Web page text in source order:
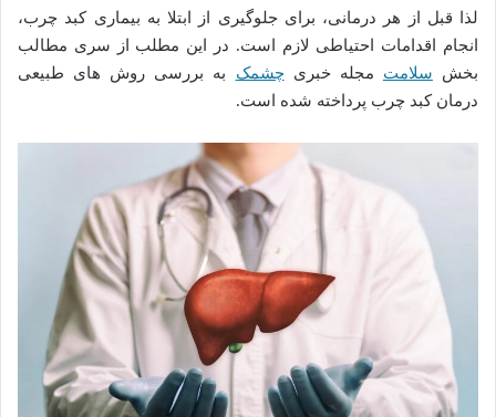
لذا قبل از هر درمانی، برای جلوگیری از ابتلا به بیماری کبد چرب،
انجام اقدامات احتیاطی لازم است. در این مطلب از سری مطالب
بخش سلامت مجله خبریچشمک به بررسی روش های طبیعی
درمان کبد چرب پرداخته شده است.